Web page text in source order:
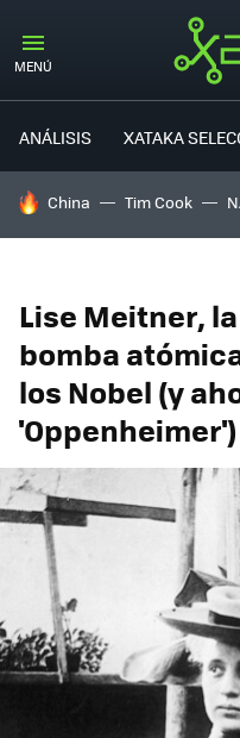
MENÚ
ANÁLISIS XATAKA
HOY SE HABLA DE
China Tim Cook
Lise Meitner,
bomba
los Nobel (y
'Oppenheimer')